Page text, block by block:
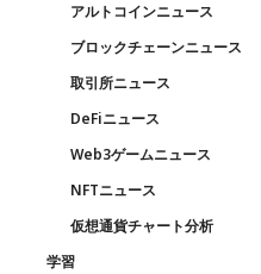
アルトコインニュース
ブロックチェーンニュース
取引所ニュース
DeFiニュース
Web3ゲームニュース
NFTニュース
仮想通貨チャート分析
学習